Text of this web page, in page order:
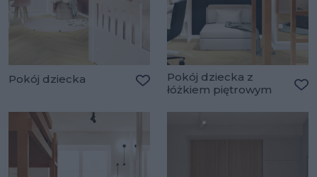
Pokój dziecka
Dodaj do ulubionych
Pokój dziecka z
łóżkiem piętrowym